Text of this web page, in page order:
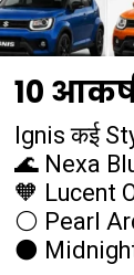
10
Ignis कई
🌊 Nexa
🧡 Lucent
⚪ Pearl
⚫